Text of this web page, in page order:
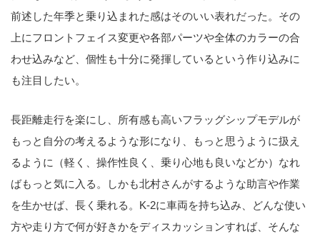
前述した年季と乗り込まれた感はそのいい表れだった。その
上にフロントフェイス変更や各部パーツや全体のカラーの合
わせ込みなど、個性も十分に発揮しているという作り込みに
も注目したい。
長距離走行を楽にし、所有感も高いフラッグシップモデルが
もっと自分の考えるような形になり、もっと思うように扱え
るように（軽く、操作性良く、乗り心地も良いなどか）なれ
ばもっと気に入る。しかも北村さんがするような助言や作業
を生かせば、長く乗れる。K-2に車両を持ち込み、どんな使い
方や走り方で何が好きかをディスカッションすれば、そんな